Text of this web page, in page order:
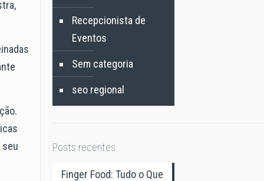
Recepcionista de
Eventos
Sem categoria
seo regional
Posts recentes
Finger Food: Tudo o Que